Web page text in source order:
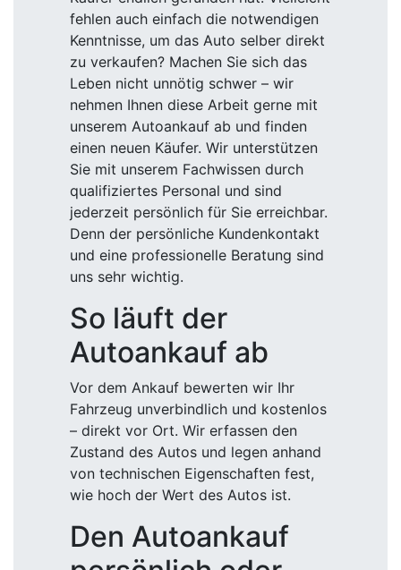
fehlen auch einfach die notwendigen
Kenntnisse, um das Auto selber direkt
zu verkaufen? Machen Sie sich das
Leben nicht unnötig schwer – wir
nehmen Ihnen diese Arbeit gerne mit
unserem Autoankauf ab und finden
einen neuen Käufer. Wir unterstützen
Sie mit unserem Fachwissen durch
qualifiziertes Personal und sind
jederzeit persönlich für Sie erreichbar.
Denn der persönliche Kundenkontakt
und eine professionelle Beratung sind
uns sehr wichtig.
So läuft der
Autoankauf ab
Vor dem Ankauf bewerten wir Ihr
Fahrzeug unverbindlich und kostenlos
– direkt vor Ort. Wir erfassen den
Zustand des Autos und legen anhand
von technischen Eigenschaften fest,
wie hoch der Wert des Autos ist.
Den Autoankauf